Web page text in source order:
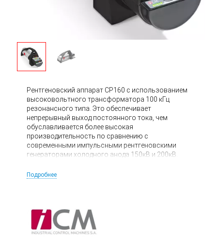
Рентгеновский аппарат CP160 с использованием
высоковольтного трансформатора 100 кГц
резонансного типа. Это обеспечивает
непрерывный выход постоянного тока, чем
обуславливается более высокая
производительность по сравнению с
современными импульсными рентгеновскими
генераторами холодного анода 150кВ и 200кВ.
Подробнее